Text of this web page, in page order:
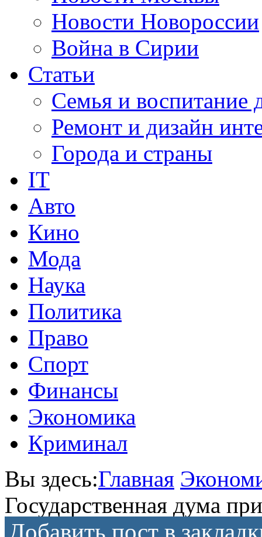
Новости Новороссии
Война в Сирии
Статьи
Семья и воспитание
Ремонт и дизайн
Города и страны
IT
Авто
Кино
Мода
Наука
Политика
Право
Спорт
Финансы
Экономика
Криминал
Вы здесь:Главная
Государственная дума